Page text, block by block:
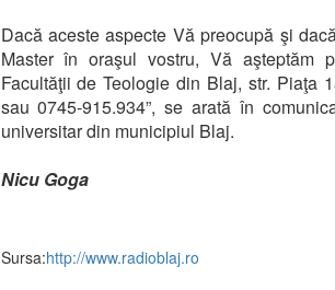
Dacă aceste aspecte Vă preocupă şi
Master în oraşul vostru, Vă aşteptăm
Facultăţii de Teologie din Blaj, str. Piaţa
sau 0745-915.934”, se arată în
universitar din municipiul Blaj.
Nicu Goga
Sursa:http://www.radioblaj.ro